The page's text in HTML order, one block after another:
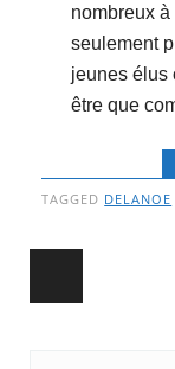
nombreux
seulement
jeunes élus
être que
TAGGED DELANOE
Post